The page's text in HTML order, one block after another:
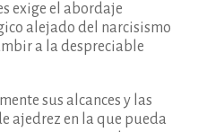
exige el abordaje
alejado del narcisismo
a la despreciable
sus alcances y las
ajedrez en la que pueda